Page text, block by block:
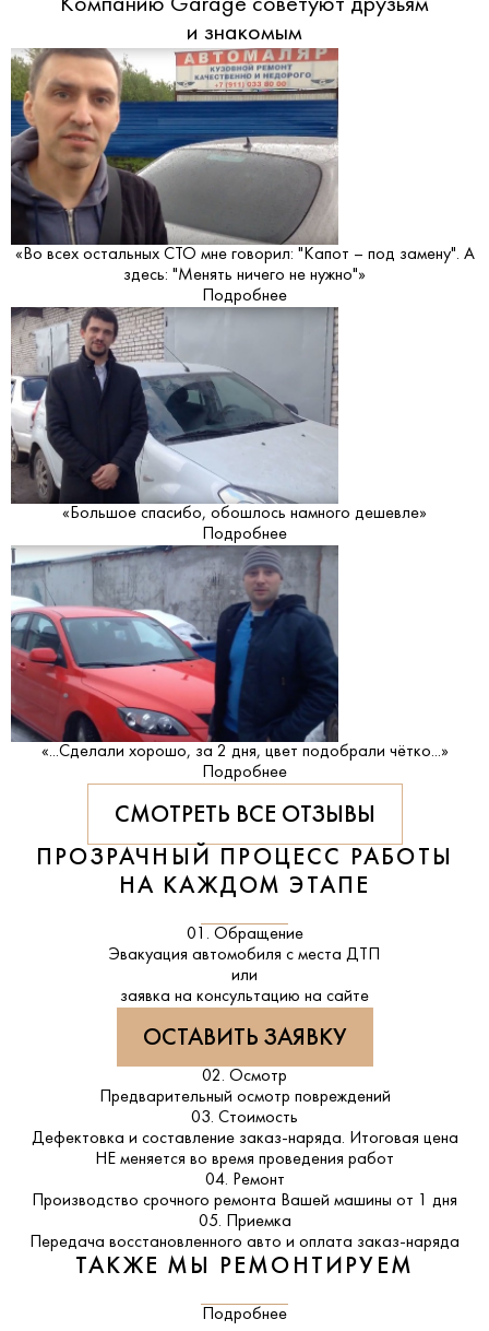
Компанию Garage советуют друзьям
и знакомым
«Во всех остальных СТО мне говорил: "Капот – под замену". А
здесь: "Менять ничего не нужно"»
Подробнее
«Большое спасибо, обошлось намного дешевле»
Подробнее
«...Сделали хорошо, за 2 дня, цвет подобрали чётко...»
Подробнее
СМОТРЕТЬ ВСЕ ОТЗЫВЫ
ПРОЗРАЧНЫЙ ПРОЦЕСС РАБОТЫ
НА КАЖДОМ ЭТАПЕ
01. Обращение
Эвакуация автомобиля с места ДТП
или
заявка на консультацию на сайте
ОСТАВИТЬ ЗАЯВКУ
02. Осмотр
Предварительный осмотр повреждений
03. Стоимость
Дефектовка и составление заказ-наряда. Итоговая цена
НЕ меняется во время проведения работ
04. Ремонт
Производство срочного ремонта Вашей машины от 1 дня
05. Приемка
Передача восстановленного авто и оплата заказ-наряда
ТАКЖЕ МЫ РЕМОНТИРУЕМ
Подробнее